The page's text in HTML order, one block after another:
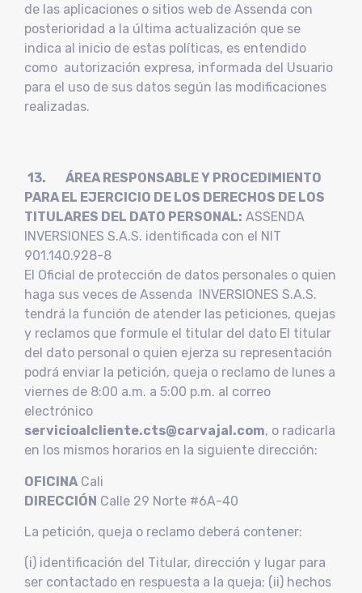
de las aplicaciones o sitios web de Assenda con
posterioridad a la última actualización que se
indica al inicio de estas políticas, es entendido
como autorización expresa, informada del Usuario
para el uso de sus datos según las modificaciones
realizadas.
13. ÁREA RESPONSABLE Y PROCEDIMIENTO
PARA EL EJERCICIO DE LOS DERECHOS DE LOS
TITULARES DEL DATO PERSONAL: ASSENDA
INVERSIONES S.A.S. identificada con el NIT
901.140.928-8
El Oficial de protección de datos personales o quien
haga sus veces de Assenda INVERSIONES S.A.S.
tendrá la función de atender las peticiones, quejas
y reclamos que formule el titular del dato El titular
del dato personal o quien ejerza su representación
podrá enviar la petición, queja o reclamo de lunes a
viernes de 8:00 a.m. a 5:00 p.m. al correo
electrónico
servicioalcliente.cts@carvajal.com, o radicarla
en los mismos horarios en la siguiente dirección:
OFICINA Cali
DIRECCIÓN Calle 29 Norte #6A-40
La petición, queja o reclamo deberá contener:
(i) identificación del Titular, dirección y lugar para
ser contactado en respuesta a la queja; (ii) hechos